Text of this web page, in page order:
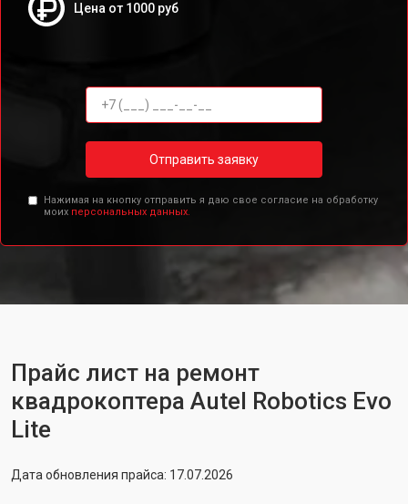
Цена от 1000 руб
Отправить заявку
Нажимая на кнопку отправить я даю свое согласие на обработку
моих персональных данных.
Прайс лист на ремонт
квадрокоптера Autel Robotics Evo
Lite
Дата обновления прайса: 17.07.2026